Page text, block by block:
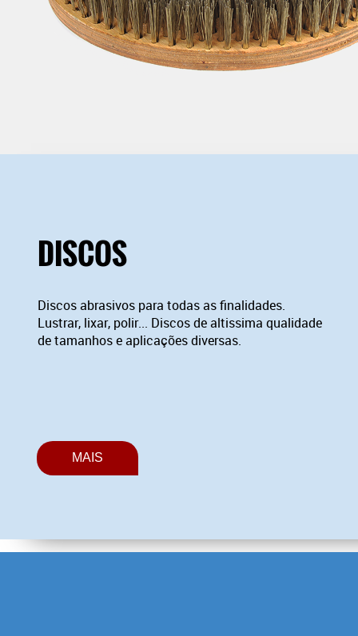
DISCOS
Discos abrasivos para todas as finalidades.
Lustrar, lixar, polir... Discos de altissima qualidade
de tamanhos e aplicações diversas.
MAIS